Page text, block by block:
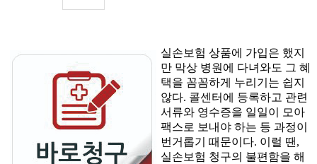
실손보험 상품에 가입은 했지
만 막상 병원에 다녀와도 그 혜
택을 꼼꼼하게 누리기는 쉽지
않다. 콜센터에 등록하고 관련
서류와 영수증을 일일이 모아
팩스로 보내야 하는 등 과정이
번거롭기 때문이다. 이럴 땐,
실손보험 청구의 불편함을 해